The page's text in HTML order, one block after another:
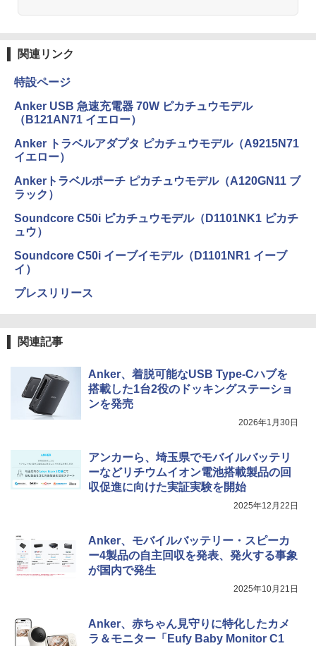
関連リンク
特設ページ
Anker USB 急速充電器 70W ピカチュウモデル
（B121AN71 イエロー）
Anker トラベルアダプタ ピカチュウモデル（A9215N71
イエロー）
Ankerトラベルポーチ ピカチュウモデル（A120GN11 ブ
ラック）
Soundcore C50i ピカチュウモデル（D1101NK1 ピカチ
ュウ）
Soundcore C50i イーブイモデル（D1101NR1 イーブ
イ）
プレスリリース
関連記事
Anker、着脱可能なUSB Type-Cハブを
搭載した1台2役のドッキングステーショ
ンを発売
2026年1月30日
アンカーら、埼玉県でモバイルバッテリ
ーなどリチウムイオン電池搭載製品の回
収促進に向けた実証実験を開始
2025年12月22日
Anker、モバイルバッテリー・スピーカ
ー4製品の自主回収を発表、発火する事象
が国内で発生
2025年10月21日
Anker、赤ちゃん見守りに特化したカメ
ラ＆モニター「Eufy Baby Monitor C1